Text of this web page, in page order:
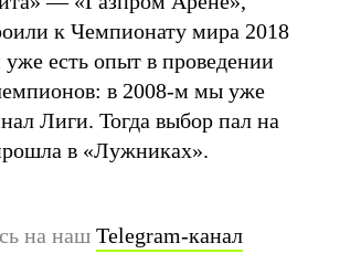
к Чемпионату мира 2018
есть опыт в проведении
в 2008-м мы уже
Лиги. Тогда выбор пал на
в «Лужниках».
на наш Telegram-канал